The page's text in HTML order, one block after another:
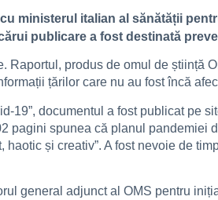
ministerul italian al sănătății
publicare a fost destinată
Raportul, produs de omul de știință
țărilor care nu au fost încă
19”, documentul a fost publicat pe
pagini spunea că planul pandemiei
și creativ”. A fost nevoie de
general adjunct al OMS pentru